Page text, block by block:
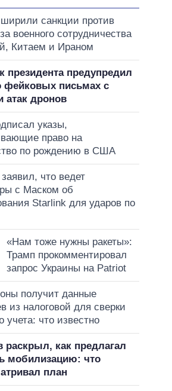
санкции против
военного сотрудничества
Китаем и Ираном
президента предупредил
фейковых письмах с
атак дронов
указы,
право на
по рождению в США
что ведет
с Маском об
Starlink для ударов по
«Нам тоже нужны ракеты»:
Трамп прокомментировал
запрос Украины на Patriot
получит данные
из налоговой для сверки
учета: что известно
раскрыл, как предлагал
мобилизацию: что
план